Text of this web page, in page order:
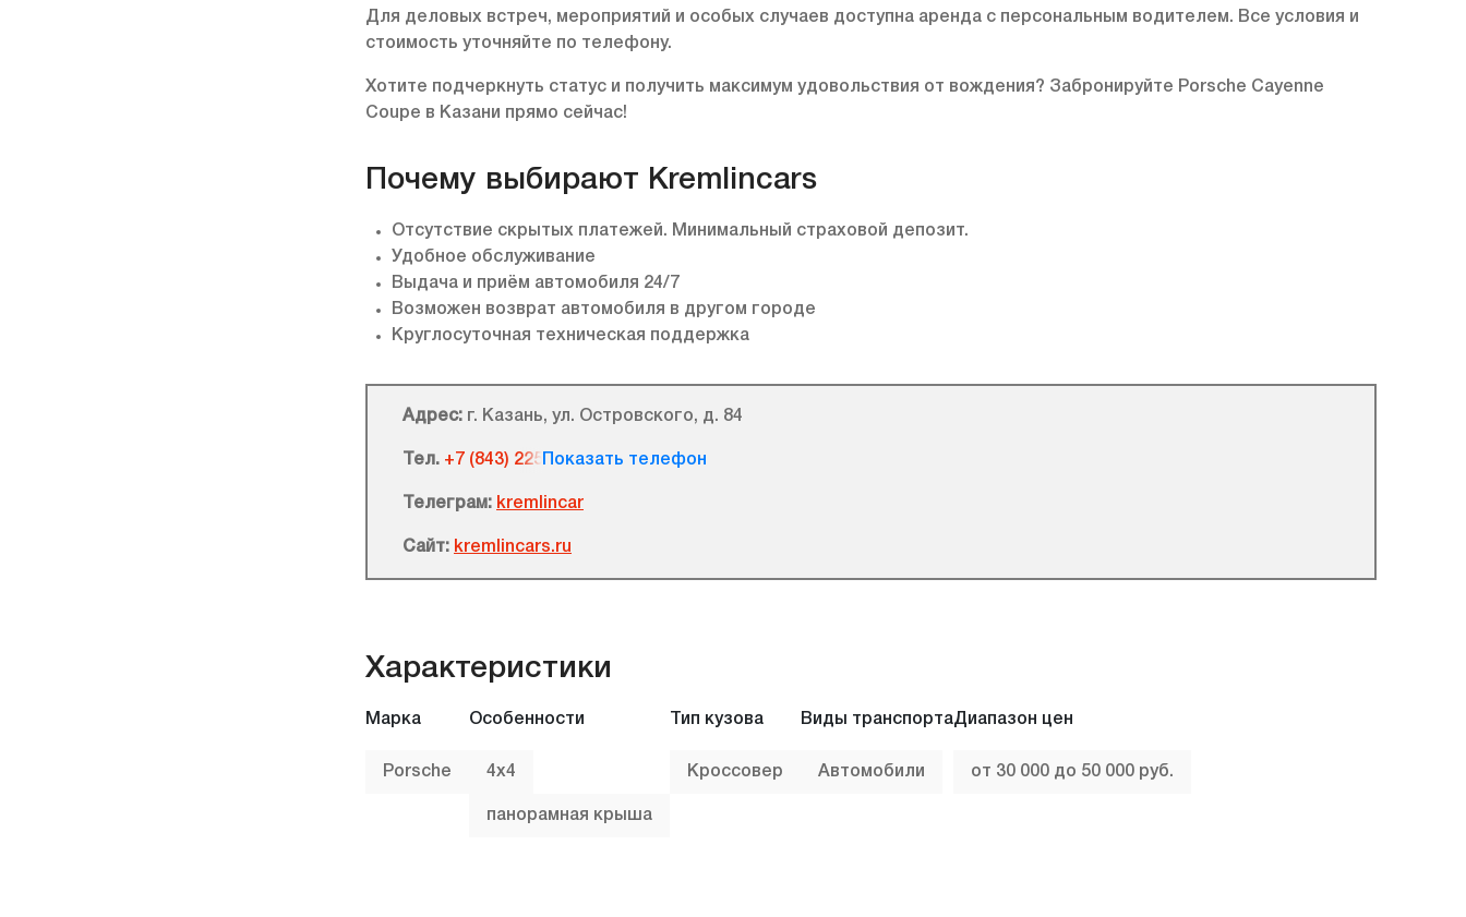
Для деловых встреч, мероприятий и особых случаев доступна аренда с персональным водителем. Все условия и
стоимость уточняйте по телефону.
Хотите подчеркнуть статус и получить максимум удовольствия от вождения? Забронируйте Porsche Cayenne
Coupe в Казани прямо сейчас!
Почему выбирают Kremlincars
Отсутствие скрытых платежей. Минимальный страховой депозит.
Удобное обслуживание
Выдача и приём автомобиля 24/7
Возможен возврат автомобиля в другом городе
Круглосуточная техническая поддержка
Адрес: г. Казань, ул. Островского, д. 84
Тел. +7 (843) 225 08 55
Телеграм: kremlincar
Сайт: kremlincars.ru
Характеристики
Марка
Porsche
Особенности
4х4
панорамная крыша
Тип кузова
Кроссовер
Виды транспорта
Автомобили
Диапазон цен
от 30 000 до 50 000 руб.